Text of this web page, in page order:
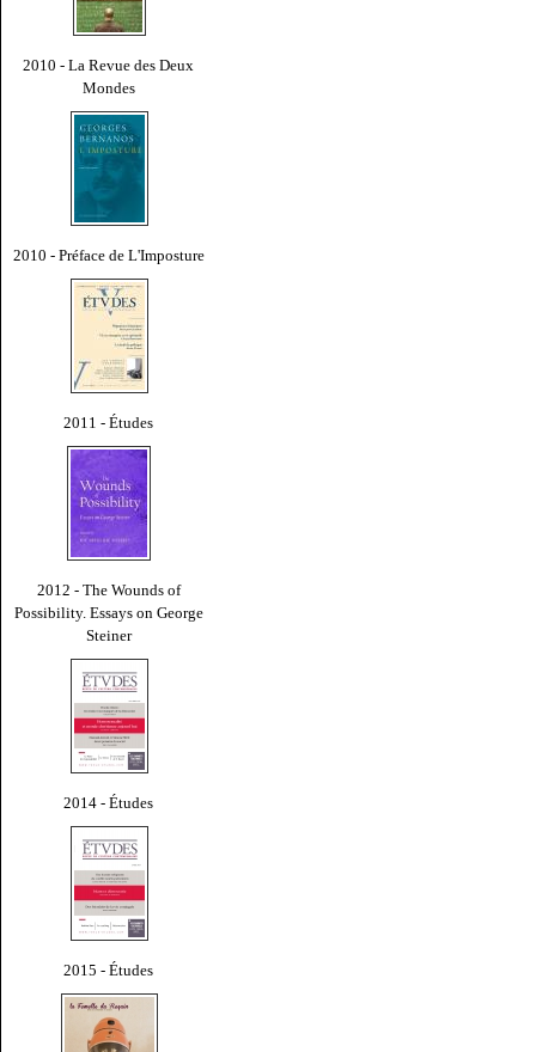
2010 - La Revue des Deux
Mondes
2010 - Préface de L'Imposture
2011 - Études
2012 - The Wounds of
Possibility. Essays on George
Steiner
2014 - Études
2015 - Études